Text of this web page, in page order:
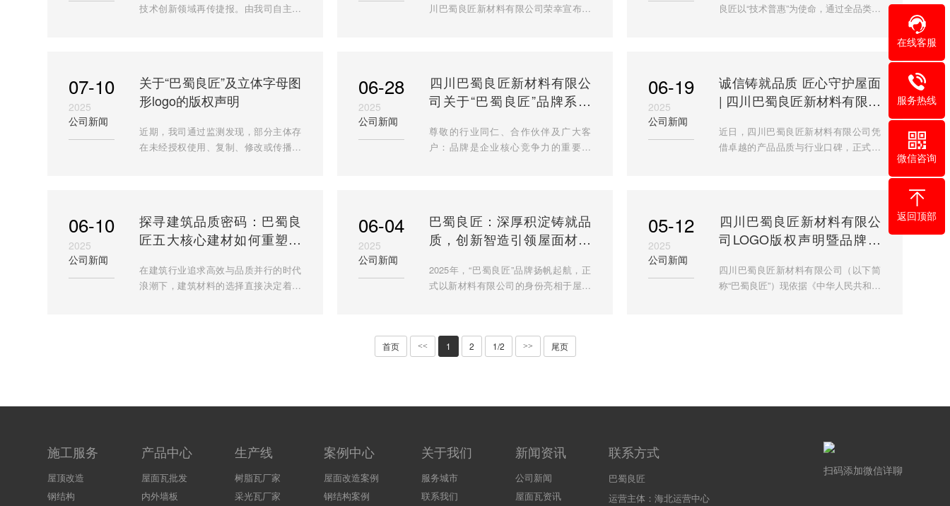
技术创新领域再传捷报。由我司自主研
川巴蜀良匠新材料有限公司荣幸宣布，
良匠以“技术普惠”为使命，通过全品类产
07-10
2025
公司新闻
​​关于“巴蜀良匠”及立体字母图
形logo的版权声明​
近期，我司通过监测发现，部分主体存
在未经授权使用、复制、修改或传播我
06-28
2025
公司新闻
​四川巴蜀良匠新材料有限公
司关于“巴蜀良匠”品牌系列
明​
尊敬的行业同仁、合作伙伴及广大客
户：品牌是企业核心竞争力的重要载
06-19
2025
公司新闻
诚信铸就品质 匠心守护屋面
| 四川巴蜀良匠新材料有限公
近日，四川巴蜀良匠新材料有限公司凭
借卓越的产品品质与行业口碑，正式斩
06-10
2025
公司新闻
探寻建筑品质密码：巴蜀良
匠五大核心建材如何重塑空
在建筑行业追求高效与品质并行的时代
浪潮下，建筑材料的选择直接决定着工
06-04
2025
公司新闻
巴蜀良匠：深厚积淀铸就品
质，创新智造引领屋面材料
2025年，“巴蜀良匠”品牌扬帆起航，正
式以新材料有限公司的身份亮相于屋面
05-12
2025
公司新闻
​​四川巴蜀良匠新材料有限公
司LOGO版权声明暨品牌标
四川巴蜀良匠新材料有限公司（以下简
称“巴蜀良匠”）现依据《中华人民共和国
首页 << 1 2 1/2 >> 尾页
施工服务
屋顶改造
钢结构
产品中心
屋面瓦批发
内外墙板
生产线
树脂瓦厂家
采光瓦厂家
案例中心
屋面改造案例
钢结构案例
关于我们
服务城市
联系我们
新闻资讯
公司新闻
屋面瓦资讯
联系方式
巴蜀良匠
运营主体：海北运营中心
扫码添加微信详聊
在线客服
服务热线
微信咨询
返回顶部